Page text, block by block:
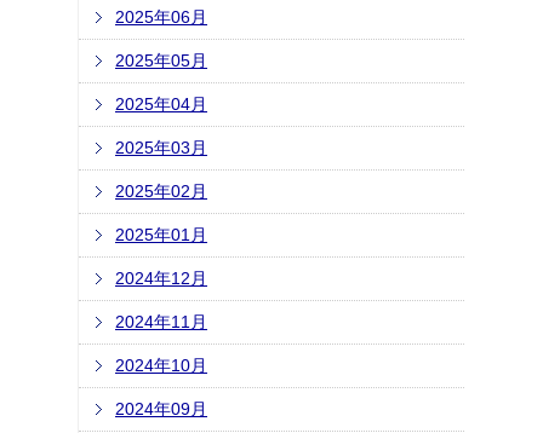
2025年06月
2025年05月
2025年04月
2025年03月
2025年02月
2025年01月
2024年12月
2024年11月
2024年10月
2024年09月